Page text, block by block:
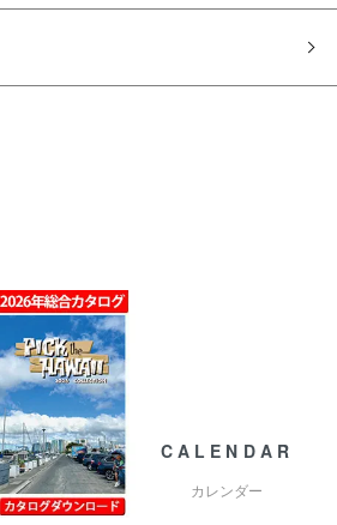
CALENDAR
カレンダー